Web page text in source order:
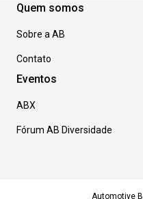
Quem somos
Sobre a AB
Contato
Eventos
ABX
Fórum AB Diversidade
Automotive